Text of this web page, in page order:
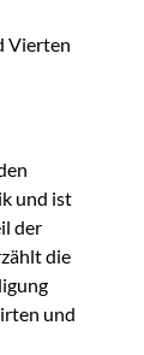
Vierten
und ist
der
die
und